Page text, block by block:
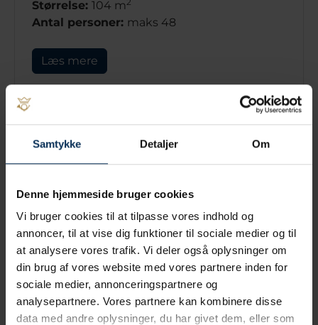
Samtykke Detaljer Om
Denne hjemmeside bruger cookies
Vi bruger cookies til at tilpasse vores indhold og
annoncer, til at vise dig funktioner til sociale medier og til
at analysere vores trafik. Vi deler også oplysninger om
din brug af vores website med vores partnere inden for
sociale medier, annonceringspartnere og
analysepartnere. Vores partnere kan kombinere disse
data med andre oplysninger, du har givet dem, eller som
Størrelse: 104 m
Antal personer: maks 48
Læs mere
Lokale 605
2